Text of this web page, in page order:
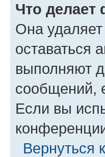
Что делает
Она
оставаться
выполняют
сообщений,
Если вы
Вернуться